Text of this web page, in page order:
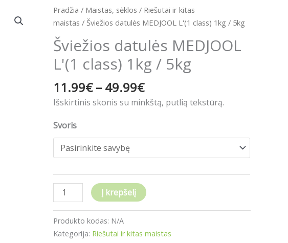
Pradžia / Maistas, sėklos / Riešutai ir kitas
maistas / Šviežios datulės MEDJOOL L'(1 class) 1kg / 5kg
Šviežios datulės MEDJOOL
L'(1 class) 1kg / 5kg
11.99€ – 49.99€
Price
range:
through
49.99€
Išskirtinis skonis su minkštą, putlią tekstūrą.
Svoris
produkto
kiekis:
Šviežios
datulės
MEDJOOL
L'(1
class)
1kg
5kg
Į krepšelį
Produkto kodas: N/A
Kategorija: Riešutai ir kitas maistas